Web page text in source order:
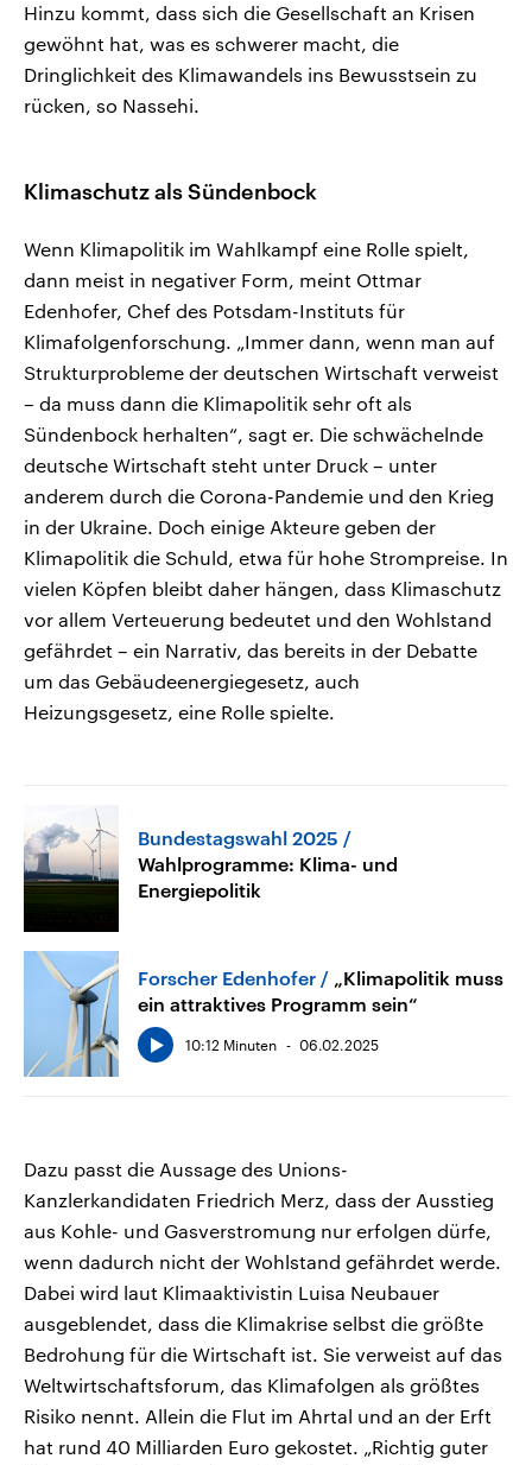
Hinzu kommt, dass sich die Gesellschaft an Krisen
gewöhnt hat, was es schwerer macht, die
Dringlichkeit des Klimawandels ins Bewusstsein zu
rücken, so Nassehi.
Klimaschutz als Sündenbock
Wenn Klimapolitik im Wahlkampf eine Rolle spielt,
dann meist in negativer Form, meint Ottmar
Edenhofer, Chef des Potsdam-Instituts für
Klimafolgenforschung. „Immer dann, wenn man auf
Strukturprobleme der deutschen Wirtschaft verweist
– da muss dann die Klimapolitik sehr oft als
Sündenbock herhalten“, sagt er. Die schwächelnde
deutsche Wirtschaft steht unter Druck – unter
anderem durch die Corona-Pandemie und den Krieg
in der Ukraine. Doch einige Akteure geben der
Klimapolitik die Schuld, etwa für hohe Strompreise. In
vielen Köpfen bleibt daher hängen, dass Klimaschutz
vor allem Verteuerung bedeutet und den Wohlstand
gefährdet – ein Narrativ, das bereits in der Debatte
um das Gebäudeenergiegesetz, auch
Heizungsgesetz, eine Rolle spielte.
Bundestagswahl 2025
Wahlprogramme: Klima- und
Energiepolitik
Forscher Edenhofer
„Klimapolitik muss
ein attraktives Programm sein“
10:12 Minuten 06.02.2025
Dazu passt die Aussage des Unions-
Kanzlerkandidaten Friedrich Merz, dass der Ausstieg
aus Kohle- und Gasverstromung nur erfolgen dürfe,
wenn dadurch nicht der Wohlstand gefährdet werde.
Dabei wird laut Klimaaktivistin Luisa Neubauer
ausgeblendet, dass die Klimakrise selbst die größte
Bedrohung für die Wirtschaft ist. Sie verweist auf das
Weltwirtschaftsforum, das Klimafolgen als größtes
Risiko nennt. Allein die Flut im Ahrtal und an der Erft
hat rund 40 Milliarden Euro gekostet. „Richtig guter